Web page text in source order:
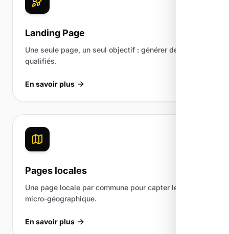
Landing Page
Une seule page, un seul objectif : générer des leads
qualifiés.
En savoir plus
Pages locales
Une page locale par commune pour capter le trafic
micro-géographique.
En savoir plus